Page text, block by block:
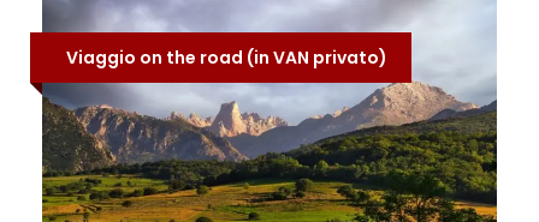
EQUIPAGGIAMENTO CONSIGLIATO
email o ai numeri:
+39 334/8603428
+39 340/9778659
Viaggio on the road (in VAN privato)